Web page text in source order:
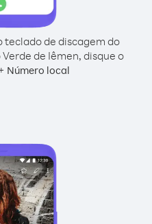
teclado de discagem do
de Iêmen, disque o
Número local